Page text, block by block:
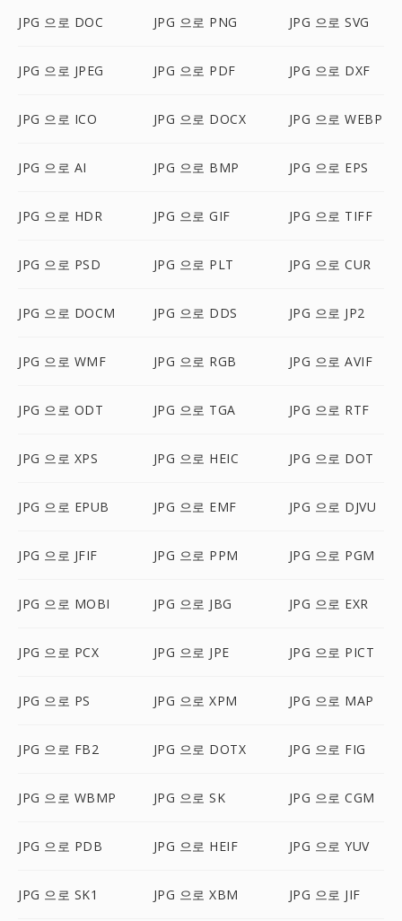
JPG 으로 DOC JPG 으로 PNG JPG 으로 SVG
JPG 으로 JPEG JPG 으로 PDF JPG 으로 DXF
JPG 으로 ICO JPG 으로 DOCX JPG 으로 WEBP
JPG 으로 AI JPG 으로 BMP JPG 으로 EPS
JPG 으로 HDR JPG 으로 GIF JPG 으로 TIFF
JPG 으로 PSD JPG 으로 PLT JPG 으로 CUR
JPG 으로 DOCM JPG 으로 DDS JPG 으로 JP2
JPG 으로 WMF JPG 으로 RGB JPG 으로 AVIF
JPG 으로 ODT JPG 으로 TGA JPG 으로 RTF
JPG 으로 XPS JPG 으로 HEIC JPG 으로 DOT
JPG 으로 EPUB JPG 으로 EMF JPG 으로 DJVU
JPG 으로 JFIF JPG 으로 PPM JPG 으로 PGM
JPG 으로 MOBI JPG 으로 JBG JPG 으로 EXR
JPG 으로 PCX JPG 으로 JPE JPG 으로 PICT
JPG 으로 PS JPG 으로 XPM JPG 으로 MAP
JPG 으로 FB2 JPG 으로 DOTX JPG 으로 FIG
JPG 으로 WBMP JPG 으로 SK JPG 으로 CGM
JPG 으로 PDB JPG 으로 HEIF JPG 으로 YUV
JPG 으로 SK1 JPG 으로 XBM JPG 으로 JIF